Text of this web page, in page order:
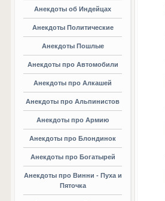
Анекдоты об Индейцах
Анекдоты Политические
Анекдоты Пошлые
Анекдоты про Автомобили
Анекдоты про Алкашей
Анекдоты про Альпинистов
Анекдоты про Армию
Анекдоты про Блондинок
Анекдоты про Богатырей
Анекдоты про Винни - Пуха и
Пяточка